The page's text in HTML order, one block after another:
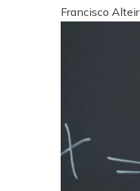
Francisco